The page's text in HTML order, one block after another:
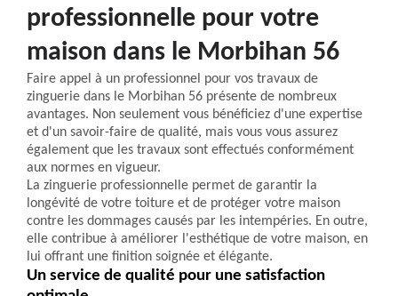
professionnelle pour votre
maison dans le Morbihan 56
Faire appel à un professionnel pour vos travaux de
zinguerie dans le Morbihan 56 présente de nombreux
avantages. Non seulement vous bénéficiez d'une expertise
et d'un savoir-faire de qualité, mais vous vous assurez
également que les travaux sont effectués conformément
aux normes en vigueur.
La zinguerie professionnelle permet de garantir la
longévité de votre toiture et de protéger votre maison
contre les dommages causés par les intempéries. En outre,
elle contribue à améliorer l'esthétique de votre maison, en
lui offrant une finition soignée et élégante.
Un service de qualité pour une satisfaction